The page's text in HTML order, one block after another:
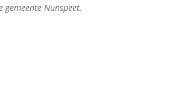
Nunspeet.